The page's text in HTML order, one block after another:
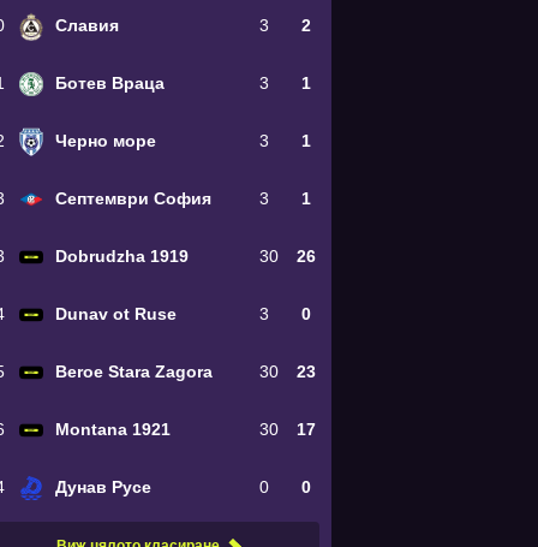
Славия 3 2
Ботев Враца 3 1
Черно море 3 1
Септември София 3 1
Dobrudzha 1919 30 26
Dunav ot Ruse 3 0
Beroe Stara Zagora 30 23
Montana 1921 30 17
Дунав Русе 0 0